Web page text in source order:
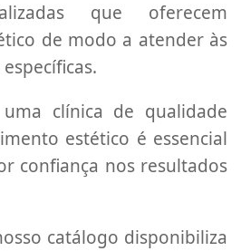
que oferecem
de modo a atender às
clínica de qualidade
estético é essencial
confiança nos resultados
catálogo disponibiliza